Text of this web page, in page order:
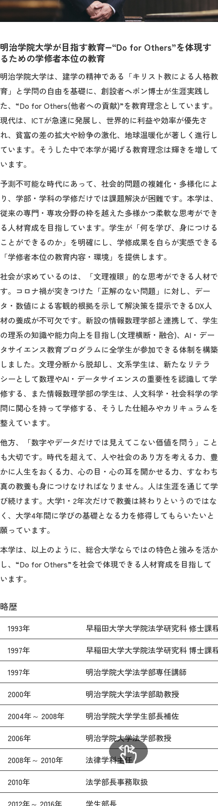
MGグッズ オンラインショップ
（外部サイト）
アクセス
キャンパス
案内
入試情報
お問合わせ 取材・撮影 資料請求
明治学院大学が目指す教育―“Do for Others”を体現す
るための学修者本位の教育
明治学院大学は、建学の精神である「キリスト教による人格教
育」と学問の自由を基礎に、創設者ヘボン博士が生涯実践し
た、“Do for Others(他者への貢献)”を教育理念としています。
現代は、ICTが急速に発展し、世界的に利益や効率が優先さ
れ、貧富の差の拡大や紛争の激化、地球温暖化が著しく進行し
ています。そうした中で本学が掲げる教育理念は輝きを増して
います。
予測不可能な時代にあって、社会的問題の複雑化・多様化によ
り、学部・学科の学修だけでは課題解決が困難です。本学は、
従来の専門・専攻分野の枠を越えた多様かつ柔軟な思考ができ
る人材育成を目指しています。学生が「何を学び、身につける
ことができるのか」を明確にし、学修成果を自らが実感できる
「学修者本位の教育内容・環境」を提供します。
社会が求めているのは、「文理複眼」的な思考ができる人材で
す。コロナ禍が突きつけた「正解のない問題」に対し、デー
タ・数値による客観的根拠を示して解決策を提示できるDX人
材の養成が不可欠です。新設の情報数理学部と連携して、学生
の理系の知識や能力向上を目指し(文理横断・融合)、AI・デー
タサイエンス教育プログラムに全学生が参加できる体制を構築
しました。文理分断から脱却し、文系学生は、新たなリテラ
シーとして数理やAI・データサイエンスの重要性を認識して学
修する、また情報数理学部の学生は、人文科学・社会科学の学
問に関心を持って学修する、そうした仕組みやカリキュラムを
整えています。
他方、「数字やデータだけでは見えてこない価値を問う」こと
も大切です。時代を超えて、人や社会のあり方を考える力、豊
かに人生をおくる力、心の目・心の耳を開かせる力、すなわち
真の教養も身につけなければなりません。人は生涯を通じて学
び続けます。大学1・2年次だけで教養は終わりというのではな
く、大学4年間に学びの基礎となる力を修得してもらいたいと
願っています。
本学は、以上のように、総合大学ならではの特色と強みを活か
し、“Do for Others”を社会で体現できる人材育成を目指して
います。
略歴
1993年
早稲田大学大学院法学研究科 修士課
1997年
早稲田大学大学院法学研究科 博士課
1997年
明治学院大学法学部専任講師
2000年
明治学院大学法学部助教授
2004年～ 2008年
明治学院大学学生部長補佐
2006年
明治学院大学法学部教授
2008年～ 2010年
法律学科主任
2010年
法学部長事務取扱